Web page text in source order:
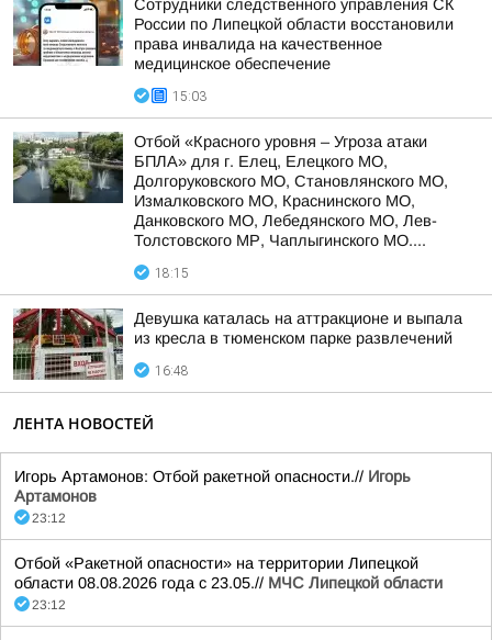
Сотрудники следственного управления СК
России по Липецкой области восстановили
права инвалида на качественное
медицинское обеспечение
15:03
Отбой «Красного уровня – Угроза атаки
БПЛА» для г. Елец, Елецкого МО,
Долгоруковского МО, Становлянского МО,
Измалковского МО, Краснинского МО,
Данковского МО, Лебедянского МО, Лев-
Толстовского МР, Чаплыгинского МО....
18:15
Девушка каталась на аттракционе и выпала
из кресла в тюменском парке развлечений
16:48
ЛЕНТА НОВОСТЕЙ
Игорь Артамонов: Отбой ракетной опасности.// Игорь
Артамонов
23:12
Отбой «Ракетной опасности» на территории Липецкой
области 08.08.2026 года с 23.05.// МЧС Липецкой области
23:12